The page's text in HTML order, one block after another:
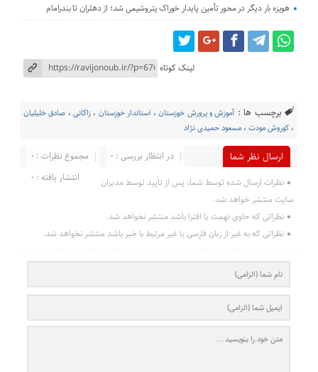
هویزه بار دیگر در محور تأمین پایدار خوراک پتروشیمی شد؛ از دهلران تا بندرامام
لینک کوتاه
برچسب ها : آموزش و پرورش خوزستان، استاندار خوزستان ،زاکانی ، صادق خلیلیان
،کوروش مودت ،مسعود حمیدی نژاد
ارسال نظر شما مجموع نظرات : 0
در انتظار بررسی : 0
انتشار یافته : 0
نظرات ارسال شده توسط شما، پس از تایید توسط مدیران
سایت منتشر خواهد شد.
نظراتی که حاوی تهمت یا افترا باشد منتشر نخواهد شد.
نظراتی که به غیر از زبان فارسی یا غیر مرتبط با خبر باشد منتشر نخواهد شد.